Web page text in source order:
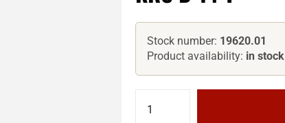
Stock number: 19620.01
Product availability: in stock